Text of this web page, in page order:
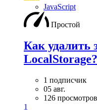
JavaScript
Простой
Как удалить
LocalStorage?
1 подписчик
05 авг.
126 просмотров
1